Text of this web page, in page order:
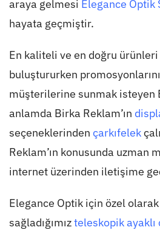
araya gelmesi Elegance Optik
hayata geçmiştir.
En kaliteli ve en doğru
buluştururken
müşterilerine sunmak isteyen
anlamda Birka Reklam’ın
seçeneklerinden çarkıfelek
Reklam’ın konusunda
internet üzerinden iletişime
Elegance Optik için özel
sağladığımızteleskopik ayaklı